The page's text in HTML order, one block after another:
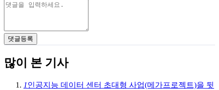
댓글등록
많이 본 기사
1인공지능 데이터 센터 초대형 사업(메가프로젝트)을 뒷